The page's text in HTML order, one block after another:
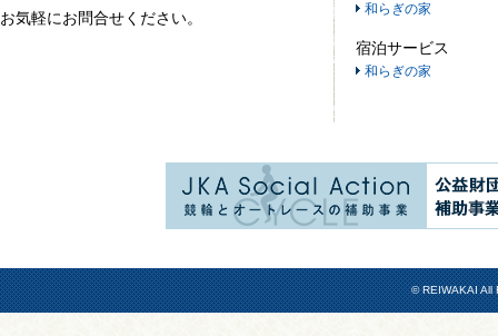
お気軽にお問合せください。 和らぎの家
宿泊サービス
和らぎの家
© REIWAKAI All